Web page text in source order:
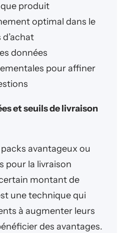
produit
optimal dans le
données
pour affiner
et seuils de livraison
avantageux ou
pour la livraison
montant de
une technique qui
à augmenter leurs
des avantages.